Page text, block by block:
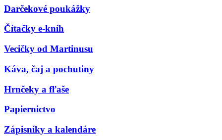
Darčekové poukážky
Čítačky e-kníh
Vecičky od Martinusu
Káva, čaj a pochutiny
Hrnčeky a fľaše
Papiernictvo
Zápisníky a kalendáre